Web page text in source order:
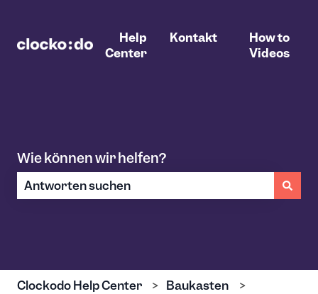
Help
Center
Kontakt
How to
Videos
Wie können wir helfen?
Clockodo Help Center Baukasten